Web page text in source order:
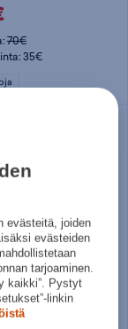
70€
35€
evästeitä, joiden
evästeiden
tarjoaminen.
kaikki”. Pystyt
linkin